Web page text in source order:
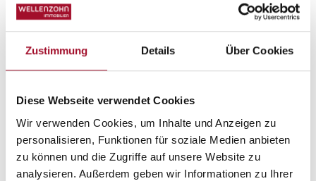
Zustimmung Details Über Cookies
Diese Webseite verwendet Cookies
Wir verwenden Cookies, um Inhalte und Anzeigen zu
personalisieren, Funktionen für soziale Medien anbieten
zu können und die Zugriffe auf unsere Website zu
analysieren. Außerdem geben wir Informationen zu Ihrer
Sedi
Malles